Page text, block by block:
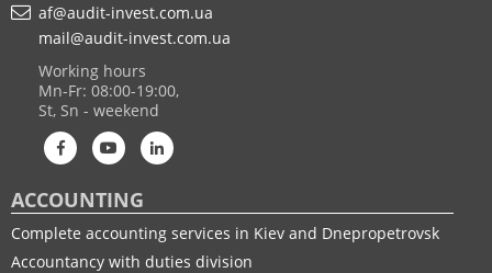
af@audit-invest.com.ua
mail@audit-invest.com.ua
Working hours
Mn-Fr: 08:00-19:00,
St, Sn - weekend
ACCOUNTING
Complete accounting services in Kiev and Dnepropetrovsk
Accountancy with duties division